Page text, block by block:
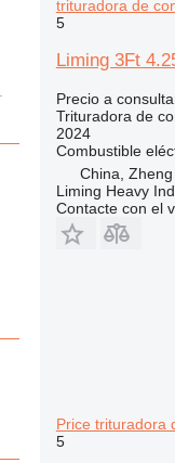
trituradora de
5
Liming 3Ft
Precio a
Trituradora de
2024
Combustible
China,
Liming Heavy
Contacte con el
Price trituradora
5